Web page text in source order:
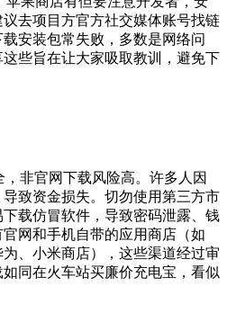
去项目方官方社交媒体账号找链
安装包常失败，多数是网络问
些旨在让大家吸取教训，避免下
，非官网下载风险高。许多人因
致资金损失。切勿使用第三方市
载仿冒软件，导致密码泄露、钱
网和手机自带的应用商店（如
为、小米商店），这些渠道经过审
同在火车站买廉价充电宝，看似